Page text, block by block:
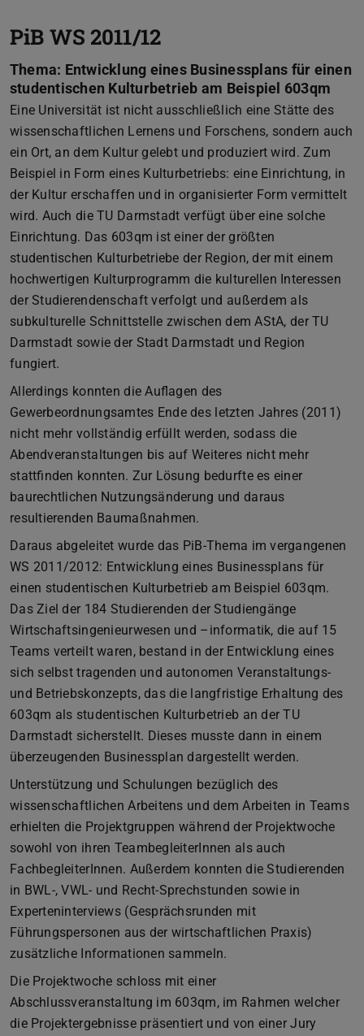
PiB WS 2011/12
Thema: Entwicklung eines Businessplans für einen
studentischen Kulturbetrieb am Beispiel 603qm
Eine Universität ist nicht ausschließlich eine Stätte des
wissenschaftlichen Lernens und Forschens, sondern auch
ein Ort, an dem Kultur gelebt und produziert wird. Zum
Beispiel in Form eines Kulturbetriebs: eine Einrichtung, in
der Kultur erschaffen und in organisierter Form vermittelt
wird. Auch die TU Darmstadt verfügt über eine solche
Einrichtung. Das 603qm ist einer der größten
studentischen Kulturbetriebe der Region, der mit einem
hochwertigen Kulturprogramm die kulturellen Interessen
der Studierendenschaft verfolgt und außerdem als
subkulturelle Schnittstelle zwischen dem AStA, der TU
Darmstadt sowie der Stadt Darmstadt und Region
fungiert.
Allerdings konnten die Auflagen des
Gewerbeordnungsamtes Ende des letzten Jahres (2011)
nicht mehr vollständig erfüllt werden, sodass die
Abendveranstaltungen bis auf Weiteres nicht mehr
stattfinden konnten. Zur Lösung bedurfte es einer
baurechtlichen Nutzungsänderung und daraus
resultierenden Baumaßnahmen.
Daraus abgeleitet wurde das PiB-Thema im vergangenen
WS 2011/2012: Entwicklung eines Businessplans für
einen studentischen Kulturbetrieb am Beispiel 603qm.
Das Ziel der 184 Studierenden der Studiengänge
Wirtschaftsingenieurwesen und –informatik, die auf 15
Teams verteilt waren, bestand in der Entwicklung eines
sich selbst tragenden und autonomen Veranstaltungs-
und Betriebskonzepts, das die langfristige Erhaltung des
603qm als studentischen Kulturbetrieb an der TU
Darmstadt sicherstellt. Dieses musste dann in einem
überzeugenden Businessplan dargestellt werden.
Unterstützung und Schulungen bezüglich des
wissenschaftlichen Arbeitens und dem Arbeiten in Teams
erhielten die Projektgruppen während der Projektwoche
sowohl von ihren TeambegleiterInnen als auch
FachbegleiterInnen. Außerdem konnten die Studierenden
in BWL-, VWL- und Recht-Sprechstunden sowie in
Experteninterviews (Gesprächsrunden mit
Führungspersonen aus der wirtschaftlichen Praxis)
zusätzliche Informationen sammeln.
Die Projektwoche schloss mit einer
Abschlussveranstaltung im 603qm, im Rahmen welcher
die Projektergebnisse präsentiert und von einer Jury